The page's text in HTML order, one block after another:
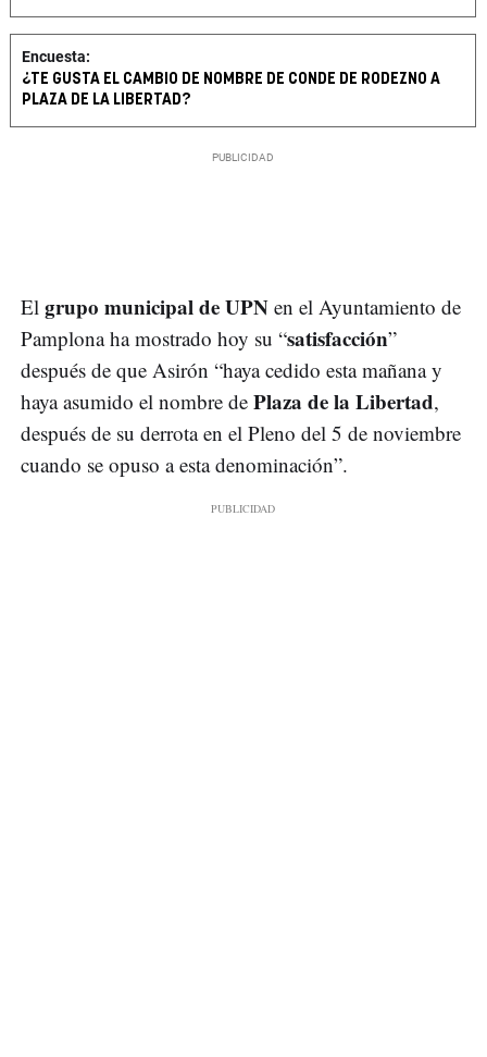
Encuesta:
¿TE GUSTA EL CAMBIO DE NOMBRE DE CONDE DE RODEZNO A
PLAZA DE LA LIBERTAD?
El grupo municipal de UPN en el Ayuntamiento de
Pamplona ha mostrado hoy su “satisfacción”
después de que Asirón “haya cedido esta mañana y
haya asumido el nombre de Plaza de la Libertad,
después de su derrota en el Pleno del 5 de noviembre
cuando se opuso a esta denominación”.